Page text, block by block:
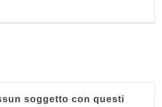
soggetto con questi